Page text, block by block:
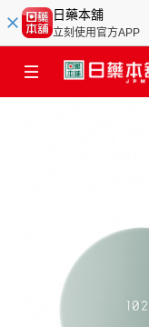
日藥本舖
立刻使用官方APP